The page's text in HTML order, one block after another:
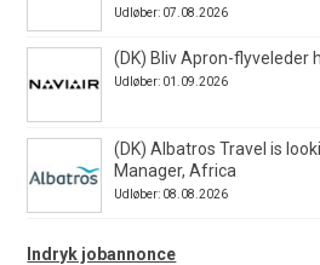
Udløber: 07.08.2026
(DK) Bliv Apron-flyveleder
Udløber: 01.09.2026
(DK) Albatros Travel is
Manager, Africa
Udløber: 08.08.2026
Indryk jobannonce